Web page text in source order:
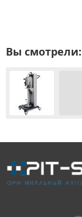
Вы смотрели: